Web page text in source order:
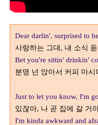
Dear darlin', surprised to
사랑하는 그대, 내 소식
Bet you're sittin' drinkin'
분명 넌 앉아서 커피 마
Just to let you know, I'm
있잖아, 나 곧 집에 갈 거
I'm kinda awkward and